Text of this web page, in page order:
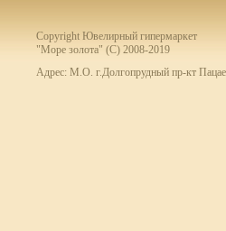
Copyright Ювелирный гипермаркет
"Море золота" (C) 2008-2019
Адрес: М.О. г.Долгопрудный пр-кт